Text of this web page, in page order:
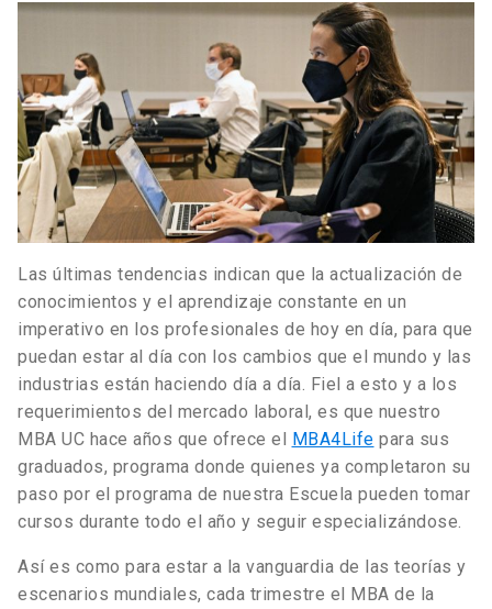
Las últimas tendencias indican que la actualización de
conocimientos y el aprendizaje constante en un
imperativo en los profesionales de hoy en día, para que
puedan estar al día con los cambios que el mundo y las
industrias están haciendo día a día. Fiel a esto y a los
requerimientos del mercado laboral, es que nuestro
MBA UC hace años que ofrece el MBA4Life para sus
graduados, programa donde quienes ya completaron su
paso por el programa de nuestra Escuela pueden tomar
cursos durante todo el año y seguir especializándose.
Así es como para estar a la vanguardia de las teorías y
escenarios mundiales, cada trimestre el MBA de la